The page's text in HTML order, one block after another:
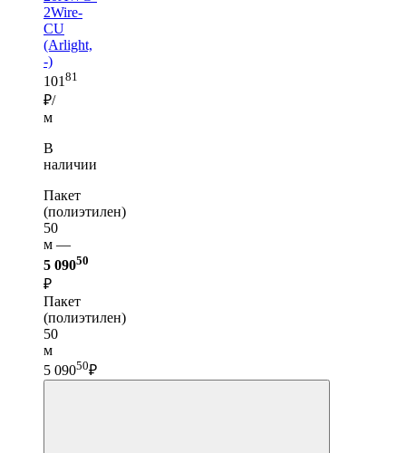
2Wire-
CU
(Arlight,
-)
101 81
₽/
м
В
наличии
Пакет
(полиэтилен)
50
м —
5 09050
₽
Пакет
(полиэтилен)
50
м
5 09050₽